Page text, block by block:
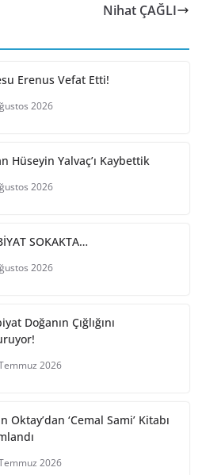
Nihat ÇAĞLI
Erenus Vefat Etti!
2026
Hüseyin Yalvaç’ı Kaybettik
2026
SOKAKTA…
2026
Doğanın Çığlığını
2026
Oktay’dan ‘Cemal Sami’ Kitabı
2026